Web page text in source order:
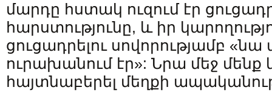
մարդը հստակ ուզում էր
հարստությունը, և իր
ցուցադրելու սովորությամբ «նա
ուրախանում էր»: Նրա մեջ մենք
հայտնաբերել մեղքի